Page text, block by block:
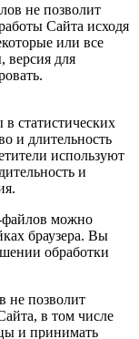
не позволит
Сайта исходя
или все
версия для
статистических
и длительность
используют
и
файлов можно
браузера. Вы
обработки
не позволит
в том числе
и принимать